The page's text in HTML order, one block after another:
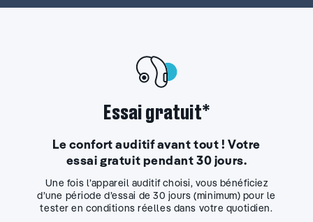
Essai gratuit*
Le confort auditif avant tout ! Votre
essai gratuit pendant 30 jours.
Une fois l’appareil auditif choisi, vous bénéficiez
d’une période d’essai de 30 jours (minimum) pour le
tester en conditions réelles dans votre quotidien.